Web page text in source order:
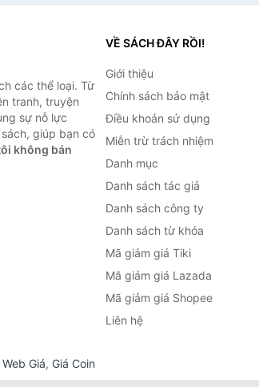
các thể loại. Từ
tranh, truyện
sự nỗ lực
giúp bạn có
không bán
VỀ SÁCH ĐÂY RỒI!
Giới thiệu
Chính sách bảo mật
Điều khoản sử dụng
Miễn trừ trách nhiệm
Danh mục
Danh sách tác giả
Danh sách công ty
Danh sách từ khóa
Mã giảm giá Tiki
Mã giảm giá Lazada
Mã giảm giá Shopee
Liên hệ
Web Giá, Giá Coin